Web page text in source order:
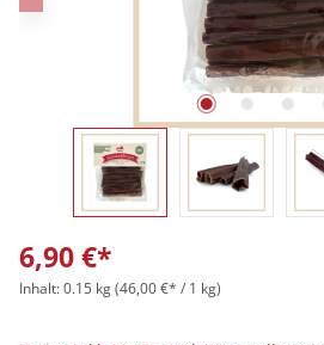
6,90 €*
Inhalt:0.15 kg(46,00 €* / 1 kg)